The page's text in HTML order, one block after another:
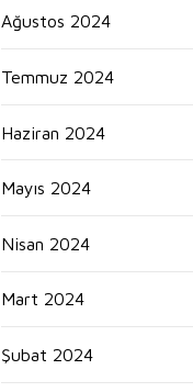
Ağustos 2024
Temmuz 2024
Haziran 2024
Mayıs 2024
Nisan 2024
Mart 2024
Şubat 2024